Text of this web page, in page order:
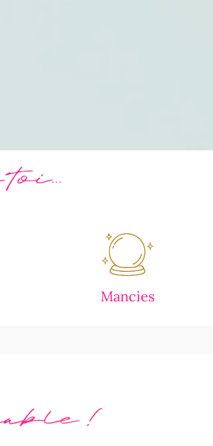
Mancies
!